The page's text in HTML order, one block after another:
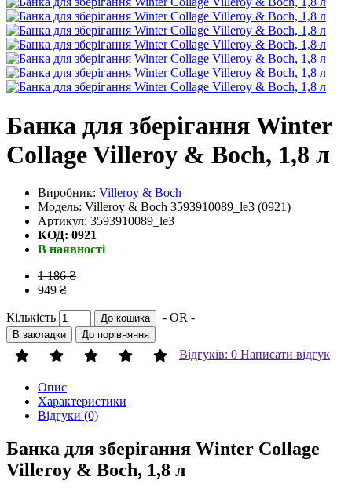
Банка для зберігання Winter
Collage Villeroy & Boch, 1,8 л
Виробник: Villeroy & Boch
Модель: Villeroy & Boch 3593910089_le3 (0921)
Артикул: 3593910089_le3
КОД: 0921
В наявності
1 186 ₴
949 ₴
Кількість До кошика - OR -
В закладки До порівняння
Відгуків: 0 Написати відгук
Опис
Характеристики
Відгуки (0)
Банка для зберігання Winter Collage
Villeroy & Boch, 1,8 л